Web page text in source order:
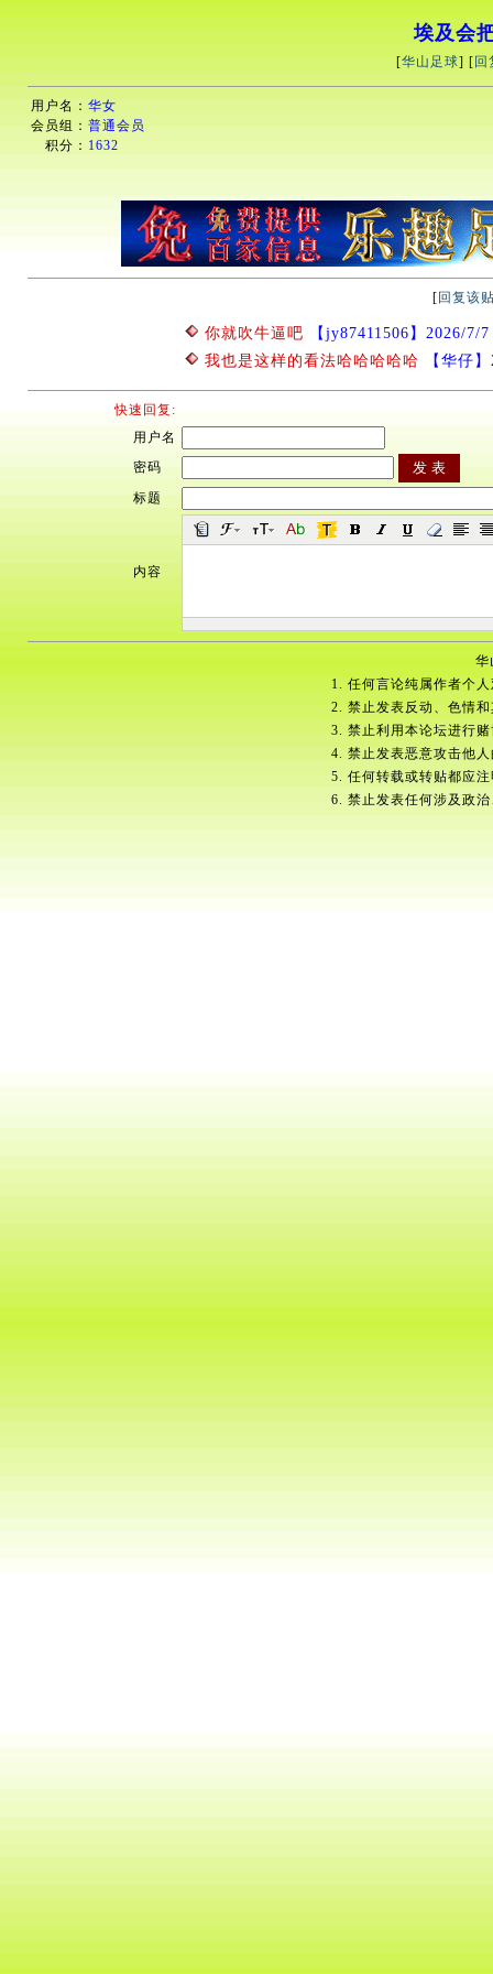
埃及会
[华山足球] [ 回
用户名： 华女
会员组： 普通会员
积分： 1632
[ 回复该
你就吹牛逼吧
【jy87411506】2026/7/
我也是这样的看法哈哈哈哈哈
【华仔
快速回复:
用户名
密码
标题
内容
华
1. 任何言论纯属作者个
2. 禁止发表反动、色情
3. 禁止利用本论坛进行
4. 禁止发表恶意攻击他
5. 任何转载或转贴都应
6. 禁止发表任何涉及政